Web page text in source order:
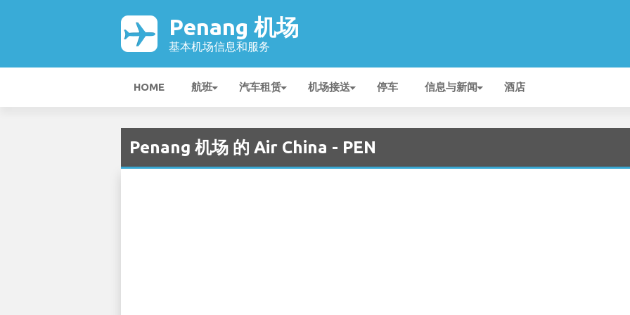
Penang 机场
基本机场信息和服务
HOME 航班 汽车租赁 机场接送 停车 信息与新闻 酒店
Penang 机场 的 Air China - PEN